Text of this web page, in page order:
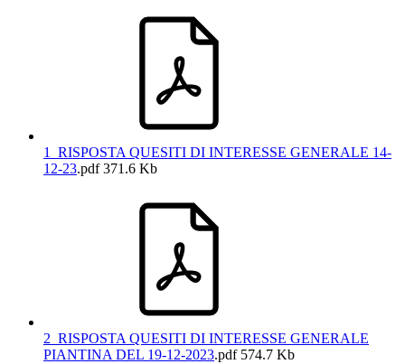
1_RISPOSTA QUESITI DI INTERESSE GENERALE 14-
12-23.pdf371.6 Kb
2_RISPOSTA QUESITI DI INTERESSE GENERALE
PIANTINA DEL 19-12-2023.pdf574.7 Kb